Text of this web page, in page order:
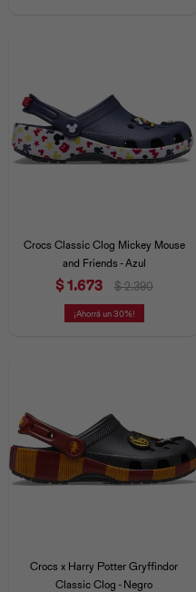
Crocs Classic Clog Mickey Mouse
and Friends - Azul
$1.673 $ 2.390
30
Crocs x Harry Potter Gryffindor
Classic Clog - Negro